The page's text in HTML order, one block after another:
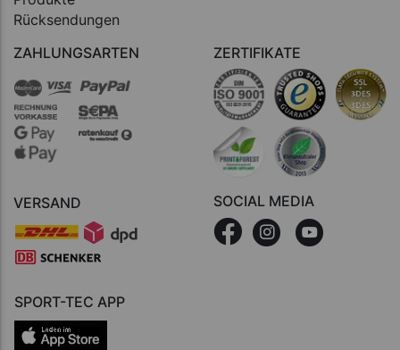
Rücksendungen
ZAHLUNGSARTEN
VERSAND
ZERTIFIKATE
SOCIAL MEDIA
SPORT-TEC APP